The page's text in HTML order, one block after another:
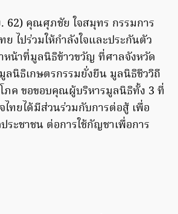
62) คุณศุภชัย ใจสมุทร กรรมการ
ย ไปร่วมให้กำลังใจและประกันตัว
หน้าที่มูลนิธิข้าวขวัญ ที่ศาลจังหวัด
นิธิเกษตรกรรมยั่งยืน มูลนิธิชีววิถี
ภค ขอขอบคุณผู้บริหารมูลนิธิทั้ง 3 ที่
ไทยได้มีส่วนร่วมกับการต่อสู้ เพื่อ
ะชาชน ต่อการใช้กัญชาเพื่อการ